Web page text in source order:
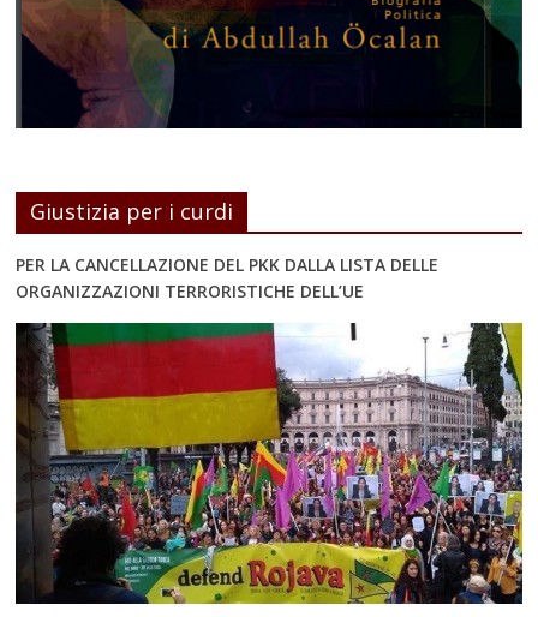
Giustizia per i curdi
PER LA CANCELLAZIONE DEL PKK DALLA LISTA DELLE
ORGANIZZAZIONI TERRORISTICHE DELL’UE